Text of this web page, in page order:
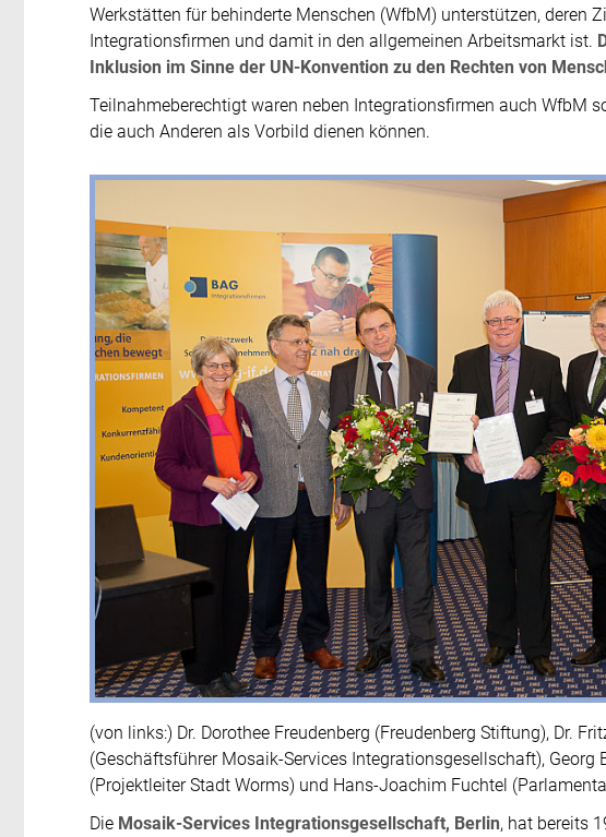
Werkstätten für behinderte Menschen (WfbM) unterstützen, deren
Integrationsfirmen und damit in den allgemeinen Arbeitsmarkt ist.
Inklusion im Sinne der UN-Konvention zu den Rechten von
Teilnahmeberechtigt waren neben Integrationsfirmen auch WfbM
die auch Anderen als Vorbild dienen können.
(von links:) Dr. Dorothee Freudenberg (Freudenberg Stiftung), Dr.
(Geschäftsführer Mosaik-Services Integrationsgesellschaft),
(Projektleiter Stadt Worms) und Hans-Joachim Fuchtel
Die Mosaik-Services Integrationsgesellschaft, Berlin, hat bereits